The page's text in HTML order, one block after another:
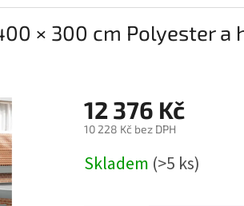
× 300 cm Polyester a
12 376 Kč
10 228 Kč bez DPH
cena:
Skladem (>5 ks)